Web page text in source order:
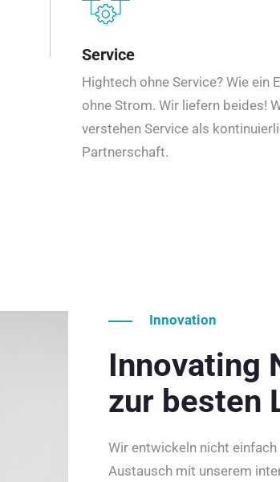
Service
Hightech ohne Service? Wie ein
ohne Strom. Wir liefern beides!
verstehen Service als
Partnerschaft.
Innovation
Innovating
zur besten
Wir entwickeln nicht
Austausch mit unserem